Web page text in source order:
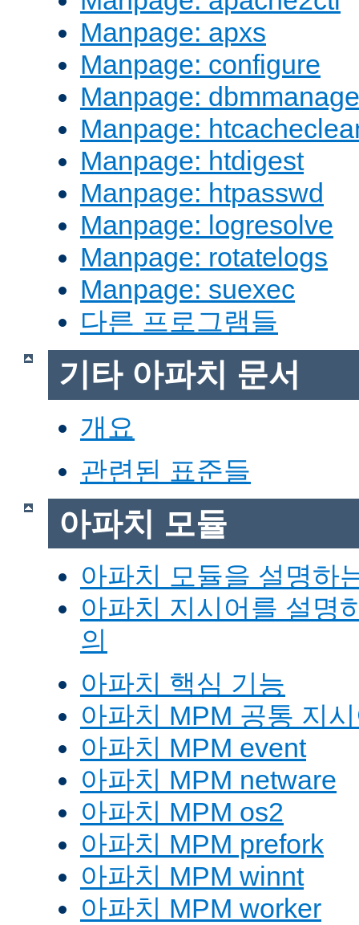
Manpage: apxs
Manpage: configure
Manpage: dbmmanage
Manpage:
Manpage: htdigest
Manpage: htpasswd
Manpage: logresolve
Manpage: rotatelogs
Manpage: suexec
다른 프로그램들
기타 아파치 문서
개요
관련된 표준들
아파치 모듈
아파치 모듈을 설명하
아파치 지시어를 설명
의
아파치 핵심 기능
아파치 MPM 공통 지
아파치 MPM event
아파치 MPM netware
아파치 MPM os2
아파치 MPM prefork
아파치 MPM winnt
아파치 MPM worker